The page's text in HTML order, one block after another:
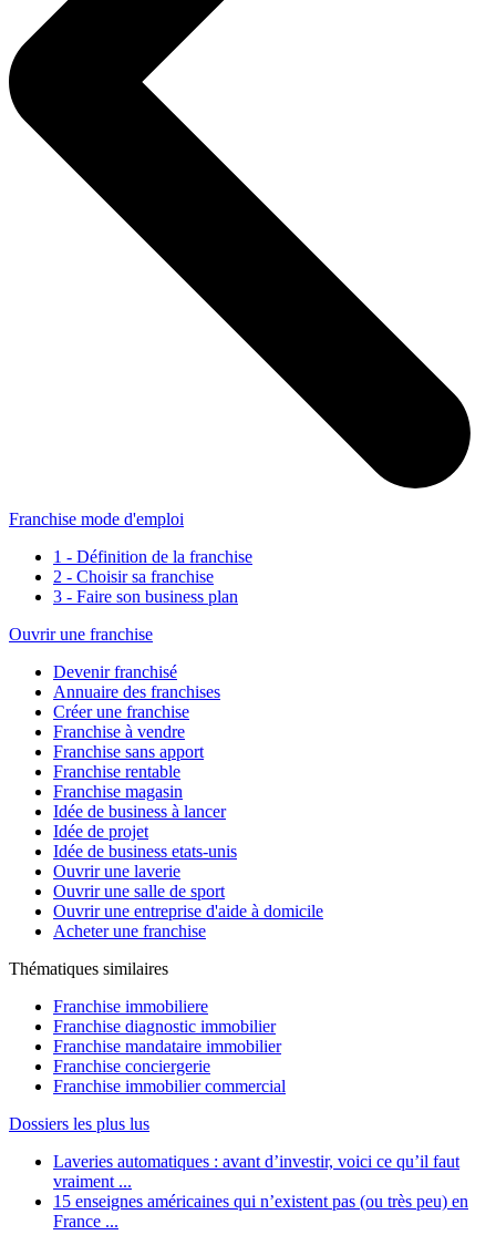
Franchise mode d'emploi
1 - Définition de la franchise
2 - Choisir sa franchise
3 - Faire son business plan
Ouvrir une franchise
Devenir franchisé
Annuaire des franchises
Créer une franchise
Franchise à vendre
Franchise sans apport
Franchise rentable
Franchise magasin
Idée de business à lancer
Idée de projet
Idée de business etats-unis
Ouvrir une laverie
Ouvrir une salle de sport
Ouvrir une entreprise d'aide à domicile
Acheter une franchise
Thématiques similaires
Franchise immobiliere
Franchise diagnostic immobilier
Franchise mandataire immobilier
Franchise conciergerie
Franchise immobilier commercial
Dossiers les plus lus
Laveries automatiques : avant d’investir, voici ce qu’il faut
vraiment ...
15 enseignes américaines qui n’existent pas (ou très peu) en
France ...